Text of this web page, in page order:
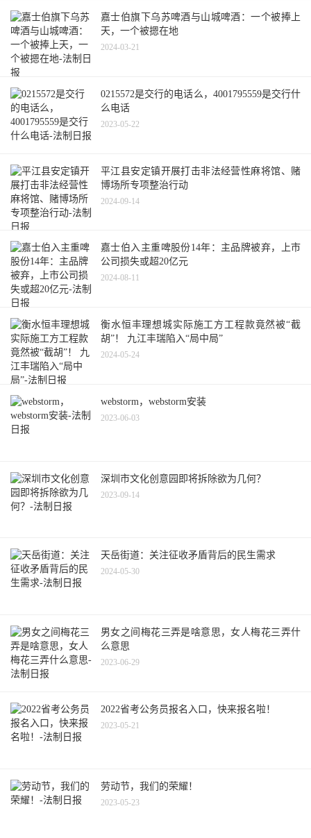
嘉士伯旗下乌苏啤酒与山城啤酒：一个被捧上
天，一个被摁在地
2024-03-21
0215572是交行的电话么，4001795559是交行什
么电话
2023-05-22
平江县安定镇开展打击非法经营性麻将馆、赌
博场所专项整治行动
2024-09-14
嘉士伯入主重啤股份14年：主品牌被弃，上市
公司损失或超20亿元
2024-08-11
衡水恒丰理想城实际施工方工程款竟然被“截
胡”！ 九江丰瑞陷入“局中局”
2024-05-24
webstorm，webstorm安装
2023-06-03
深圳市文化创意园即将拆除欲为几何？
2023-09-14
天岳街道：关注征收矛盾背后的民生需求
2024-05-30
男女之间梅花三弄是啥意思，女人梅花三弄什
么意思
2023-06-29
2022省考公务员报名入口，快来报名啦！
2023-05-21
劳动节，我们的荣耀！
2023-05-23